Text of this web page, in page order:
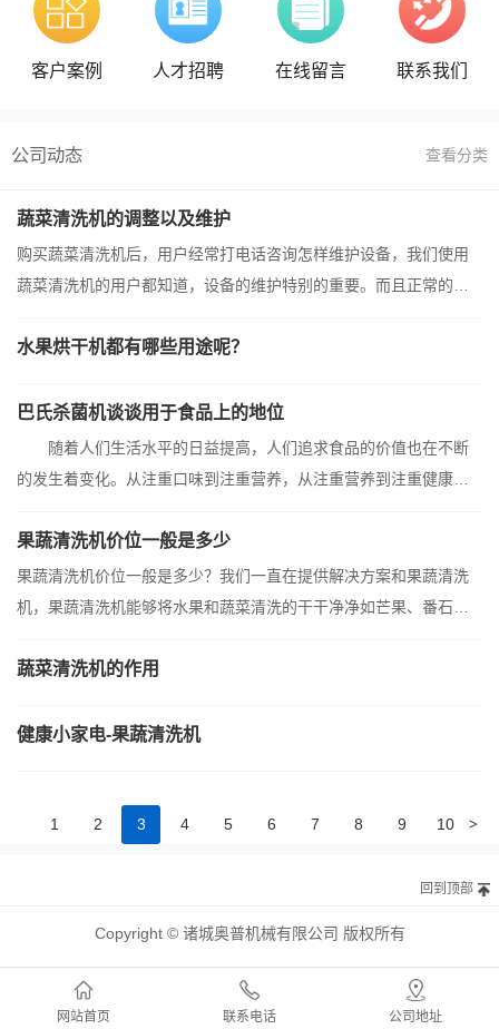
客户案例 人才招聘 在线留言 联系我们
公司动态 查看分类
蔬菜清洗机的调整以及维护
购买蔬菜清洗机后，用户经常打电话咨询怎样维护设备，我们使用
蔬菜清洗机的用户都知道，设备的维护特别的重要。而且正常的对
水果烘干机都有哪些用途呢？
巴氏杀菌机谈谈用于食品上的地位
随着人们生活水平的日益提高，人们追求食品的价值也在不断
的发生着变化。从注重口味到注重营养，从注重营养到注重健康、
果蔬清洗机价位一般是多少
果蔬清洗机价位一般是多少？我们一直在提供解决方案和果蔬清洗
机，果蔬清洗机能够将水果和蔬菜清洗的干干净净如芒果、番石
蔬菜清洗机的作用
健康小家电-果蔬清洗机
1 2 3 4 5 6 7 8 9 10 >
回到顶部
Copyright © 诸城奥普机械有限公司 版权所有
网站首页 联系电话 公司地址